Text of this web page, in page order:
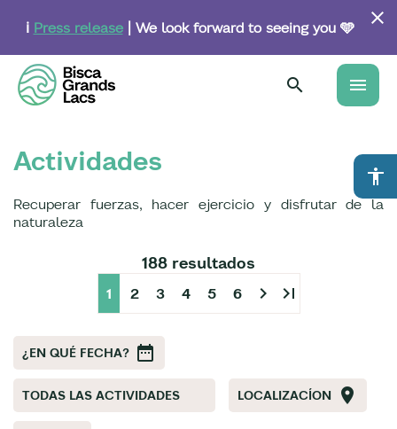
content
ℹ️ Press release| We look forward to seeing you 🩵
menu
accessibility
Actividades
Recuperar fuerzas, hacer ejercicio y disfrutar de la
naturaleza
188 resultados
1 2 3 4 5 6 chevron_right last_page
¿EN QUÉ FECHA?
TODAS LAS ACTIVIDADES LOCALIZACÍON